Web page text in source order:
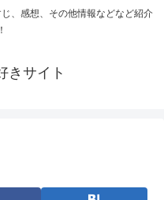
、感想、その他情報などなど紹介
きサイト